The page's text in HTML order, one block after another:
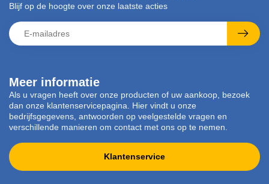
Meer informatie
Als u vragen heeft over onze producten of uw aankoop, bezoek
dan onze klantenservicepagina. Hier vindt u onze
bedrijfsgegevens, antwoorden op veelgestelde vragen en
verschillende manieren om contact met ons op te nemen.
Klantenservice
Blijf op de hoogte over onze laatste acties